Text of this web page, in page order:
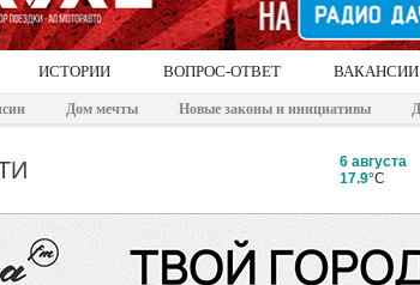
ИСТОРИИ ВОПРОС-ОТВЕТ ВАКАНСИИ
Дом мечты Новые законы и инициативы
6 августа
17.9°C